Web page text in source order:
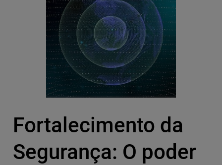
Fortalecimento da
Segurança: O poder